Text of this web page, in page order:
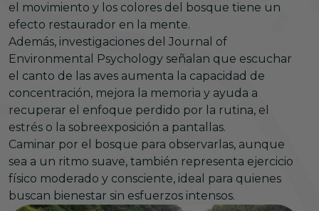
el movimiento y los colores del bosque tiene un
efecto restaurador en la mente.
Además, investigaciones del Journal of
Environmental Psychology señalan que escuchar
el canto de las aves aumenta la capacidad de
concentración, mejora la memoria y ayuda a
recuperar el enfoque perdido por la rutina, el
estrés o la sobreexposición a pantallas.
Caminar por el bosque para observarlas, aunque
sea a un ritmo suave, también representa ejercicio
físico moderado y consciente, ideal para quienes
buscan bienestar sin esfuerzos intensos.